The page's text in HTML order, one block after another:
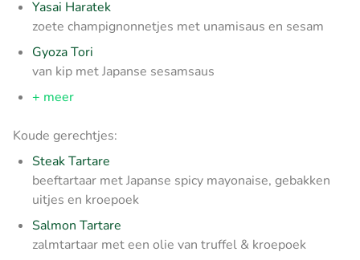
Yasai Haratek
zoete champignonnetjes met unamisaus en sesam
Gyoza Tori
van kip met Japanse sesamsaus
+ meer
Koude gerechtjes:
Steak Tartare
beeftartaar met Japanse spicy mayonaise, gebakken
uitjes en kroepoek
Salmon Tartare
zalmtartaar met een olie van truffel & kroepoek